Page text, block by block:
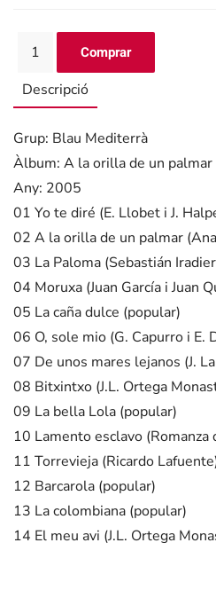
Descripció
Grup: Blau Mediterrà
Àlbum: A la orilla de un palmar
Any: 2005
01 Yo te diré (E. Llobet i J.
02 A la orilla de un palmar
03 La Paloma (Sebastián
04 Moruxa (Juan García i Juan
05 La caña dulce (popular)
06 O, sole mio (G. Capurro i E.
07 De unos mares lejanos (J.
08 Bitxintxo (J.L. Ortega
09 La bella Lola (popular)
10 Lamento esclavo
11 Torrevieja (Ricardo
12 Barcarola (popular)
13 La colombiana (popular)
14 El meu avi (J.L. Ortega